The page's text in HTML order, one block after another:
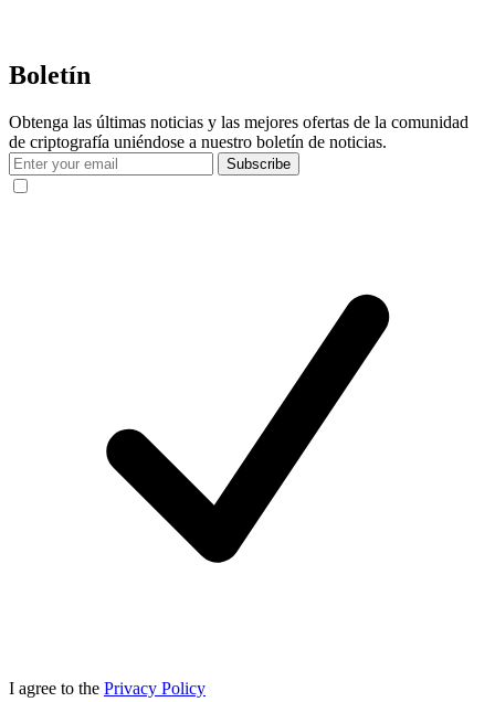
Boletín
Obtenga las últimas noticias y las mejores ofertas de la comunidad
de criptografía uniéndose a nuestro boletín de noticias.
Subscribe
I agree to the Privacy Policy